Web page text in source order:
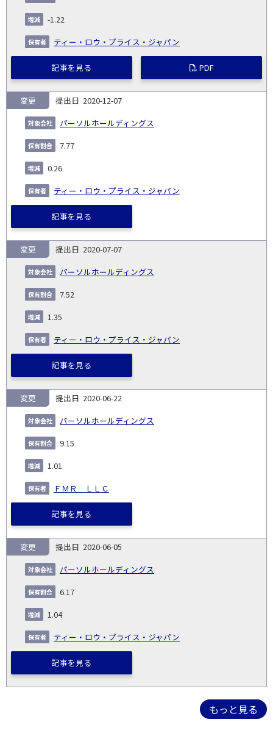
-1.22
ティー・ロウ・プライス・ジャパン
記事を見る PDF
2020-12-07
パーソルホールディングス
変更
7.77
0.26
ティー・ロウ・プライス・ジャパン
記事を見る
2020-07-07
パーソルホールディングス
変更
7.52
1.35
ティー・ロウ・プライス・ジャパン
記事を見る
2020-06-22
パーソルホールディングス
変更
9.15
1.01
ＦＭＲ ＬＬＣ
記事を見る
2020-06-05
パーソルホールディングス
変更
6.17
1.04
ティー・ロウ・プライス・ジャパン
記事を見る
もっと見る